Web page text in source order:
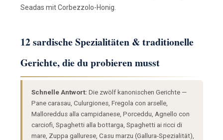
Seadas mit Corbezzolo-Honig.
12 sardische Spezialitäten & traditionelle
Gerichte, die du probieren musst
Schnelle Antwort: Die zwölf kanonischen Gerichte —
Pane carasau, Culurgiones, Fregola con arselle,
Malloreddus alla campidanese, Porceddu, Agnello con
carciofi, Spaghetti alla bottarga, Spaghetti ai ricci di
mare, Zuppa gallurese, Casu marzu (Gallura-Spezialität),